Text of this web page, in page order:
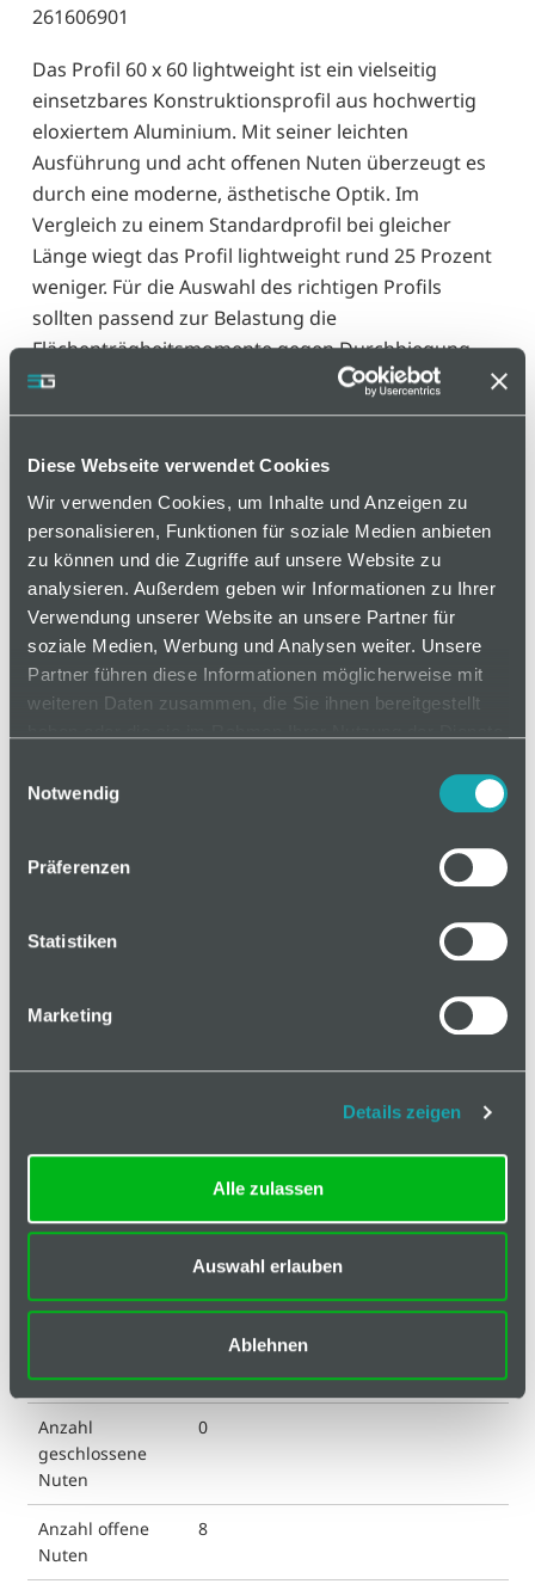
Diese Webseite verwendet Cookies
Wir verwenden Cookies, um Inhalte und Anzeigen zu
personalisieren, Funktionen für soziale Medien anbieten
zu können und die Zugriffe auf unsere Website zu
analysieren. Außerdem geben wir Informationen zu Ihrer
Verwendung unserer Website an unsere Partner für
soziale Medien, Werbung und Analysen weiter. Unsere
Partner führen diese Informationen möglicherweise mit
weiteren Daten zusammen, die Sie ihnen bereitgestellt
Notwendig
Präferenzen
Statistiken
Marketing
Details zeigen
Alle zulassen
Auswahl erlauben
Ablehnen
261606901
Das Profil 60 x 60 lightweight ist ein vielseitig
einsetzbares Konstruktionsprofil aus hochwertig
eloxiertem Aluminium. Mit seiner leichten
Ausführung und acht offenen Nuten überzeugt es
durch eine moderne, ästhetische Optik. Im
Vergleich zu einem Standardprofil bei gleicher
Länge wiegt das Profil lightweight rund 25 Prozent
weniger. Für die Auswahl des richtigen Profils
sollten passend zur Belastung die
Flächenträgheitsmomente gegen Durchbiegung
und die maximale Nutauszugskraft berücksichtigt
werden
Varianten
auf Anfrage
Mindestbestellmenge: 1
als Zuschnitt
20-6000 mm
In den Warenkorb
Technische Spezifikation
Hinweis
offene Nuten
A, B, C, D, E, F, G, H
Anzahl
geschlossene
Nuten
0
Anzahl offene
Nuten
8